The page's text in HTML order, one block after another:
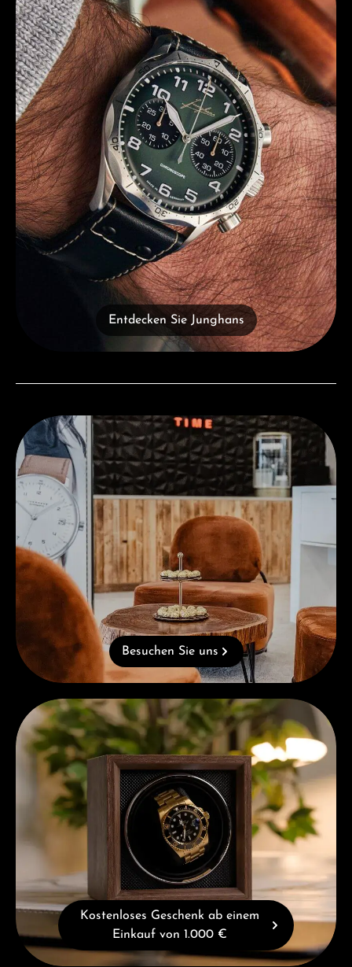
Entdecken Sie Junghans
Besuchen Sie uns
Besuchen Sie uns
Kostenloses Geschenk ab einem Einkauf von 1.000 €
Kostenloses Geschenk ab einem
Einkauf von 1.000 €